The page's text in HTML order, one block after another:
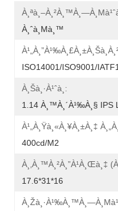
À¸ˆà¸µà¸™
ISO14001/ISO9001/
À¸Šà¸·à¹ˆà¸­:
1.14 À¸™à¸´à¹‰à¸§ IPS
À¹„à¸Ÿà¸«à¸¥à¸±à¸‡
400cd/m2
À¸‚à¸™à¸²à¸”à¹à¸œà¸‡
17.6*31*16